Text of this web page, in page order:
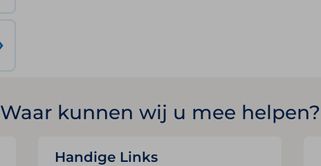
Waar kunnen wij u mee helpen?
Handige Links